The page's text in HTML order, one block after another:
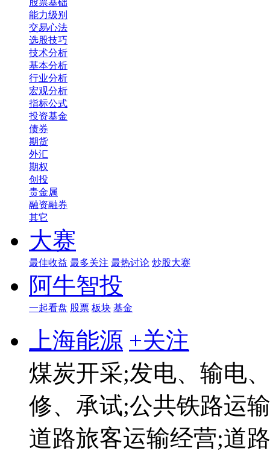
股票基础
能力级别
交易心法
选股技巧
技术分析
基本分析
行业分析
宏观分析
指标公式
投资基金
债券
期货
外汇
期权
创投
贵金属
融资融券
其它
大赛
最佳收益 最多关注 最热讨论 炒股大赛
阿牛智投
一起看盘 股票 板块 基金
上海能源 +关注
煤炭开采;发电、输电
修、承试;公共铁路运
道路旅客运输经营;道